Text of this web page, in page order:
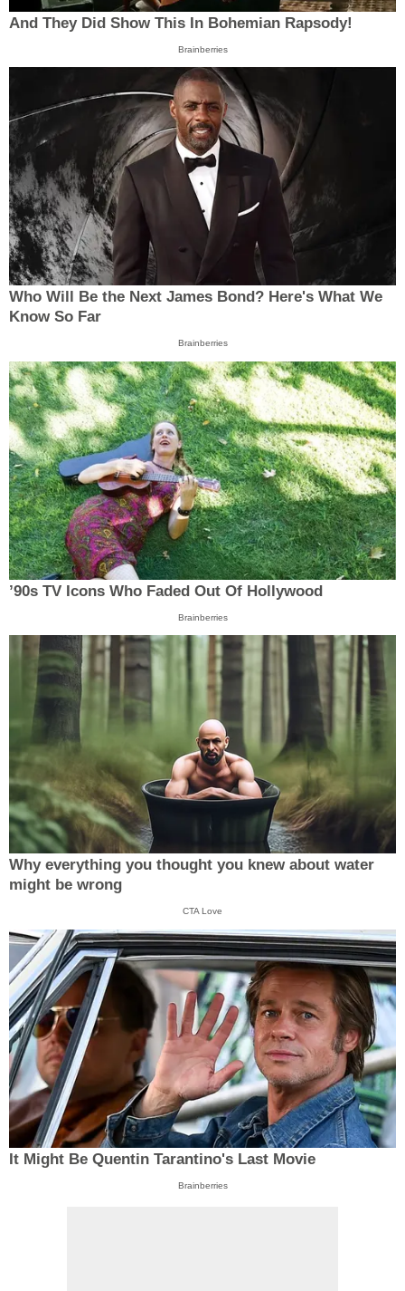
And They Did Show This In Bohemian Rapsody!
Brainberries
Who Will Be the Next James Bond? Here's What We
Know So Far
Brainberries
’90s TV Icons Who Faded Out Of Hollywood
Brainberries
Why everything you thought you knew about water
might be wrong
CTA Love
It Might Be Quentin Tarantino's Last Movie
Brainberries